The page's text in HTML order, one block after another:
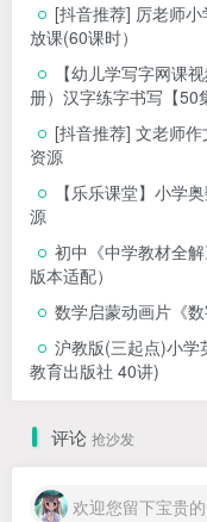
[抖音推荐] 厉老师
放课(60课时）
【幼儿学写字网课
册）汉字练字书写【50
[抖音推荐] 文老师
资源
【乐乐课堂】小学
源
初中《中学教材全
版本适配）
数学启蒙动画片《
沪教版(三起点)小学
教育出版社 40讲)
评论 抢沙发
欢迎您留下宝贵的